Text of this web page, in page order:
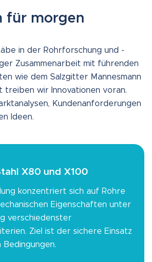
für morgen
in der Rohrforschung und -
Zusammenarbeit mit führenden
wie dem Salzgitter Mannesmann
treiben wir Innovationen voran.
Kundenanforderungen
Ideen.
X80 und X100
konzentriert sich auf Rohre
Eigenschaften unter
verschiedenster
Ziel ist der sichere Einsatz